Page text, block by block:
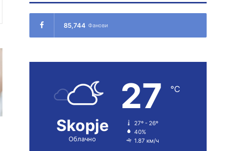
85,744 Фанови
Skopje
Облачно
27 ℃
27º - 26º
40%
1.87 км/ч